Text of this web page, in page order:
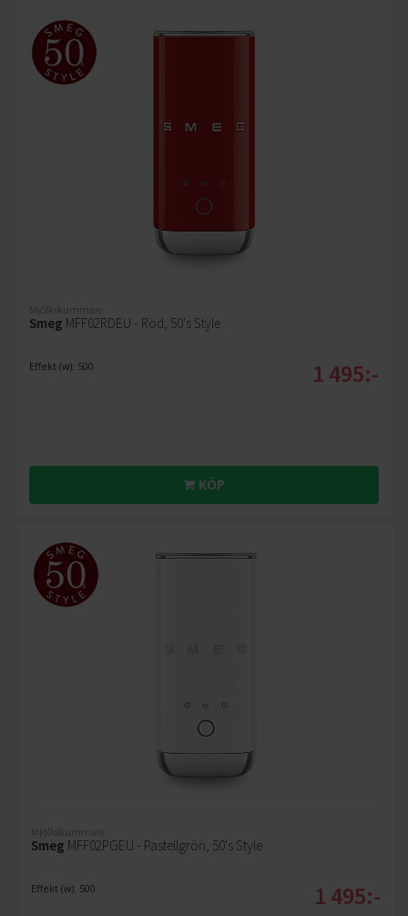
Mjölkskummare
Smeg MFF02RDEU - Röd, 50's Style
Effekt (w): 500 1 495:-
KÖP
Mjölkskummare
Smeg MFF02PGEU - Pastellgrön, 50's Style
Effekt (w): 500 1 495:-